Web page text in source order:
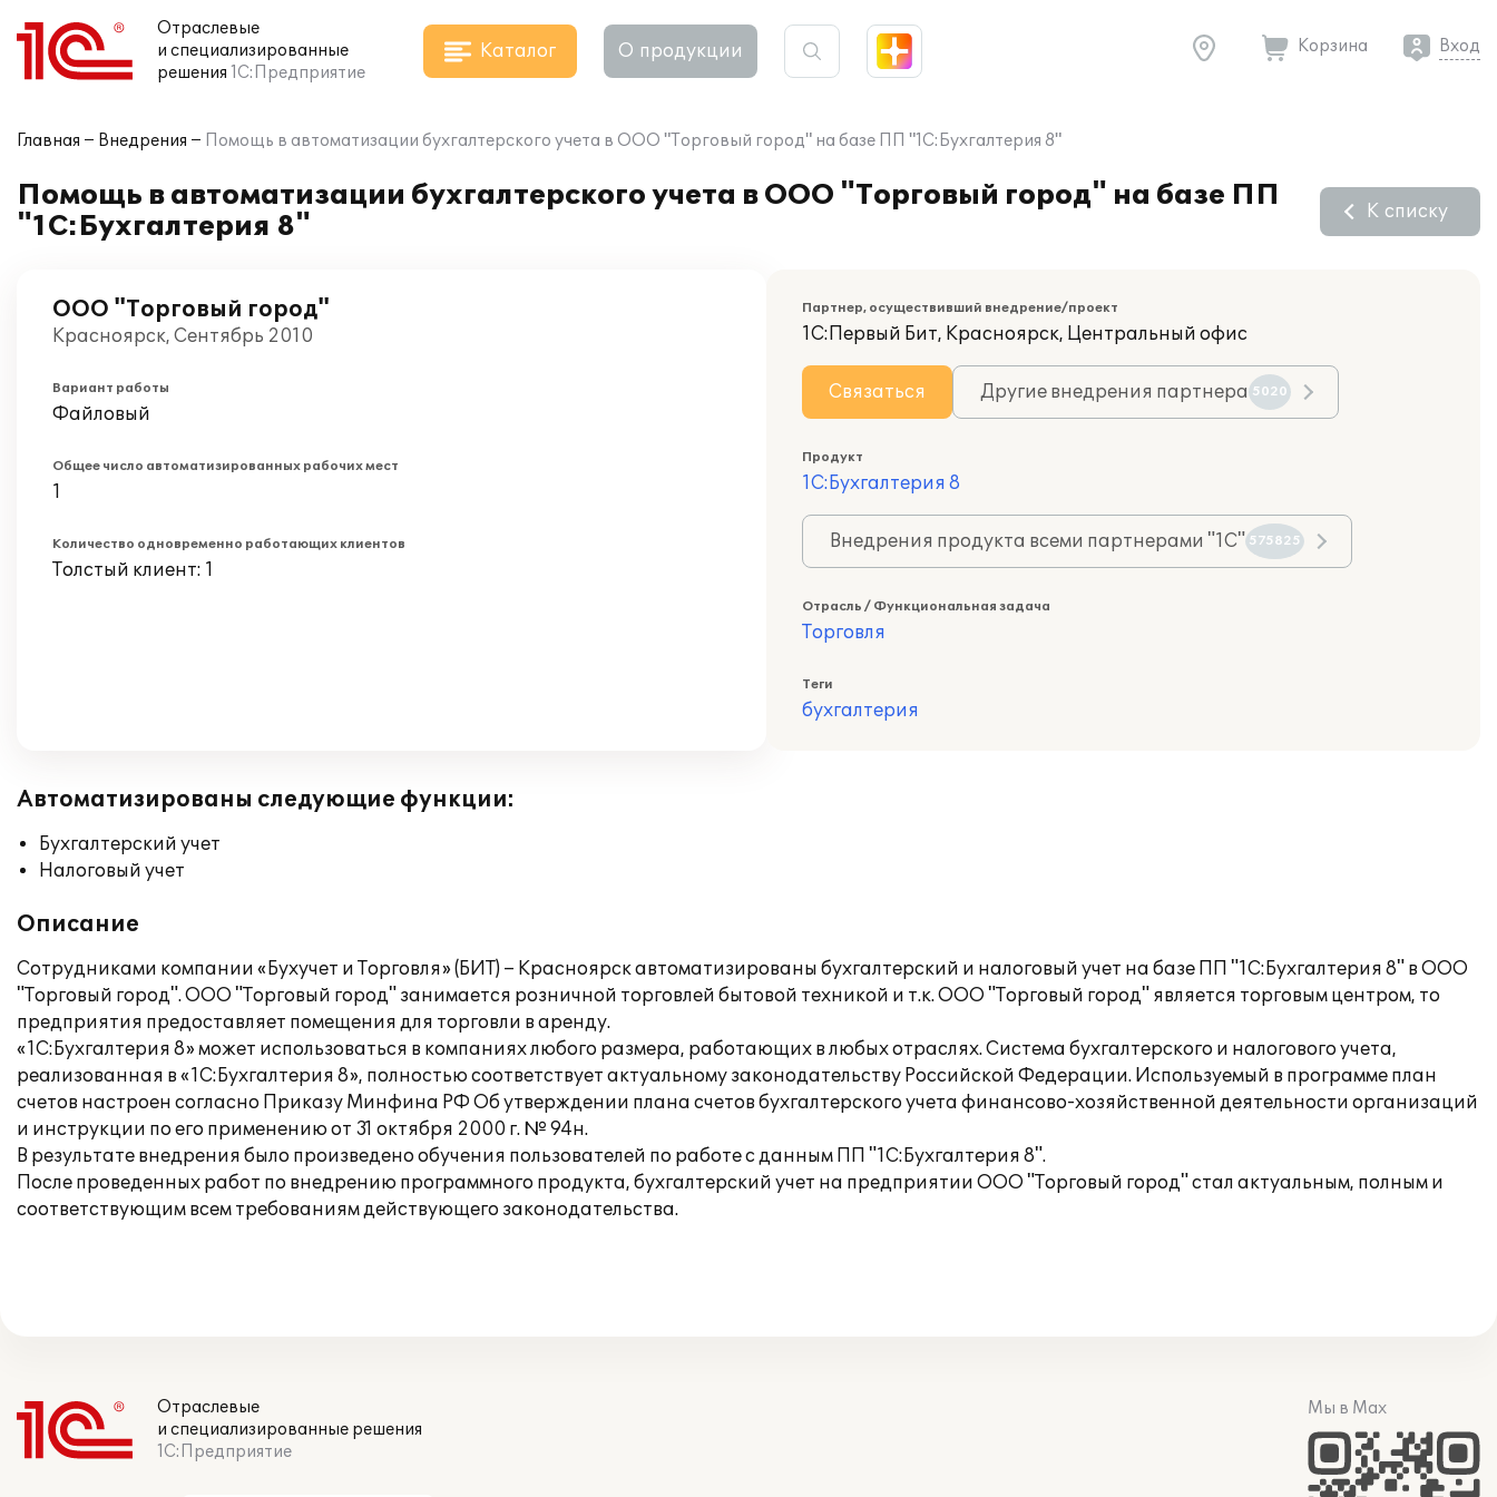
Отраслевые
и специализированные
решения 1С:Предприятие
Каталог О продукции Корзина Вход
Главная Внедрения Помощь в автоматизации бухгалтерского учета в ООО "Торговый город" на базе ПП "1С:Бухгалтерия 8"
Помощь в автоматизации бухгалтерского учета в ООО "Торговый город" на базе ПП
"1С:Бухгалтерия 8"
К списку
ООО "Торговый город"
Красноярск, Сентябрь 2010
Вариант работы
Файловый
Общее число автоматизированных рабочих мест
1
Количество одновременно работающих клиентов
Толстый клиент: 1
Партнер, осуществивший внедрение/проект
1С:Первый Бит, Красноярск, Центральный офис
Связаться Другие внедрения партнера 5020
Продукт
1С:Бухгалтерия 8
Внедрения продукта всеми партнерами "1С" 575825
Отрасль / Функциональная задача
Торговля
Теги
бухгалтерия
Автоматизированы следующие функции:
Бухгалтерский учет
Налоговый учет
Описание
Сотрудниками компании «Бухучет и Торговля» (БИТ) – Красноярск автоматизированы бухгалтерский и налоговый учет на базе ПП "1С:Бухгалтерия 8" в ООО
"Торговый город". ООО "Торговый город" занимается розничной торговлей бытовой техникой и т.к. ООО "Торговый город" является торговым центром, то
предприятия предоставляет помещения для торговли в аренду.
«1С:Бухгалтерия 8» может использоваться в компаниях любого размера, работающих в любых отраслях. Система бухгалтерского и налогового учета,
реализованная в «1С:Бухгалтерия 8», полностью соответствует актуальному законодательству Российской Федерации. Используемый в программе план
счетов настроен согласно Приказу Минфина РФ Об утверждении плана счетов бухгалтерского учета финансово-хозяйственной деятельности организаций
и инструкции по его применению от 31 октября 2000 г. № 94н.
В результате внедрения было произведено обучения пользователей по работе с данным ПП "1С:Бухгалтерия 8".
После проведенных работ по внедрению программного продукта, бухгалтерский учет на предприятии ООО "Торговый город" стал актуальным, полным и
соответствующим всем требованиям действующего законодательства.
Отраслевые
и специализированные решения
1С:Предприятие
Мы в Max